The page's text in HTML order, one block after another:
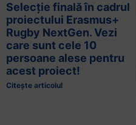
Selecție finală în cadrul
proiectului Erasmus+
Rugby NextGen. Vezi
care sunt cele 10
persoane alese pentru
acest proiect!
Citește articolul